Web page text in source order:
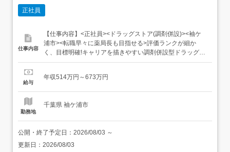
正社員
仕事内容
【仕事内容】<正社員><ドラッグストア(調剤併設)><袖ケ
浦市><転職早々に薬局長も目指せる>評価ランクが細か
く、目標明確!キャリアを描きやすい調剤併設型ドラッグス
トアです[教育研修充実][スキルアップ][資格取得支援][車通
り][寮・社宅あり][制服貸与] 創業150年以上、地域医療を考
給与
年収514万円～673万円
勤務地
千葉県 袖ケ浦市
公開・終了予定日： 2026/08/03 ～
更新日： 2026/08/03